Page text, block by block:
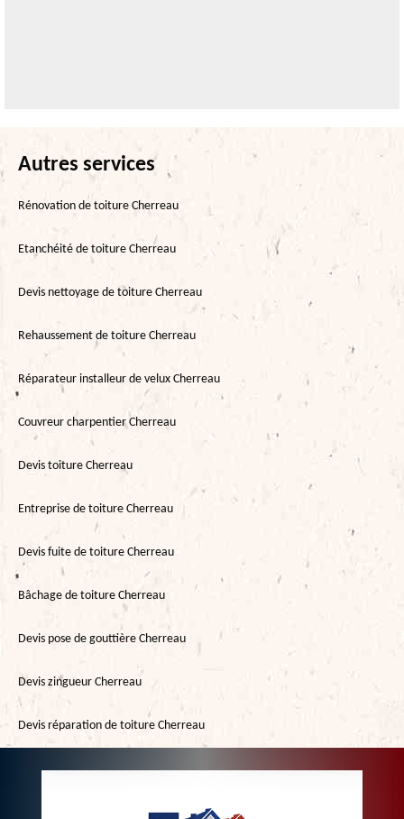
Autres services
Rénovation de toiture Cherreau
Etanchéité de toiture Cherreau
Devis nettoyage de toiture Cherreau
Rehaussement de toiture Cherreau
Réparateur installeur de velux Cherreau
Couvreur charpentier Cherreau
Devis toiture Cherreau
Entreprise de toiture Cherreau
Devis fuite de toiture Cherreau
Bâchage de toiture Cherreau
Devis pose de gouttière Cherreau
Devis zingueur Cherreau
Devis réparation de toiture Cherreau